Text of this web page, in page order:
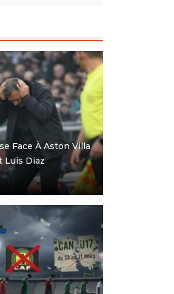
Face À Aston Villa
Luis Diaz